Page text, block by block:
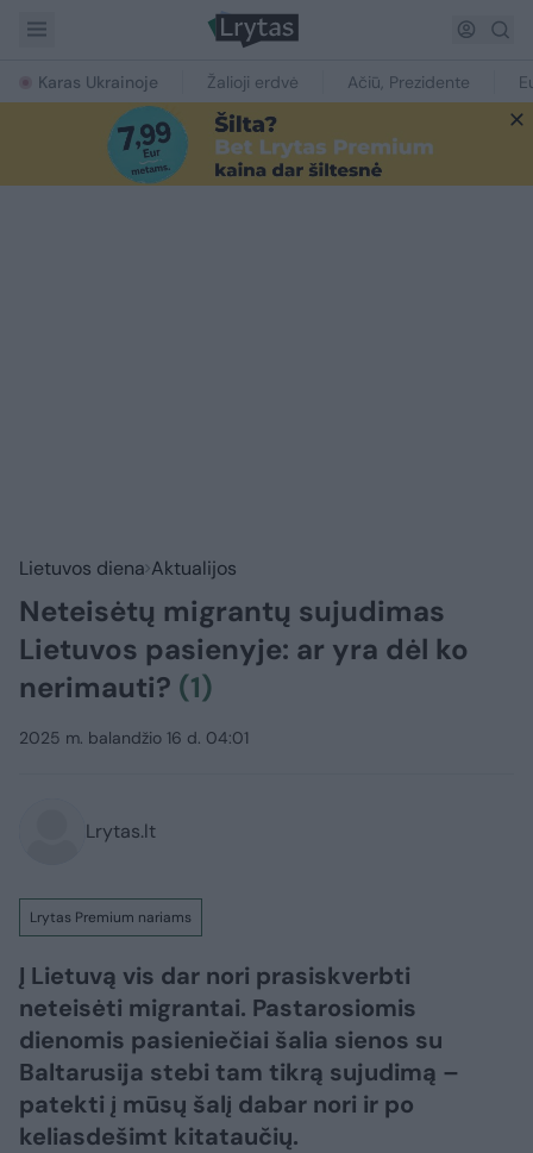
Karas Ukrainoje Žalioji erdvė Ačiū, Prezidente
Lietuvos diena Aktualijos
Neteisėtų migrantų sujudimas
Lietuvos pasienyje: ar yra dėl ko
nerimauti? (1)
2025 m. balandžio 16 d. 04:01
Lrytas.lt
Lrytas Premium nariams
Į Lietuvą vis dar nori prasiskverbti
neteisėti migrantai. Pastarosiomis
dienomis pasieniečiai šalia sienos su
Baltarusija stebi tam tikrą sujudimą –
patekti į mūsų šalį dabar nori ir po
keliasdešimt kitataučių.